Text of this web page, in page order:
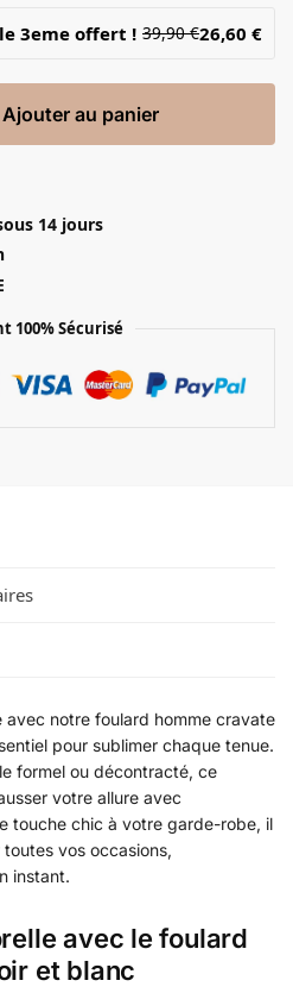
3eme offert ! 39,90€26,60 €
Ajouter au panier
14 jours
100% Sécurisé
avec notre foulard homme cravate
pour sublimer chaque tenue.
formel ou décontracté, ce
votre allure avec
touche chic à votre garde-robe, il
vos occasions,
instant.
avec le foulard
et blanc